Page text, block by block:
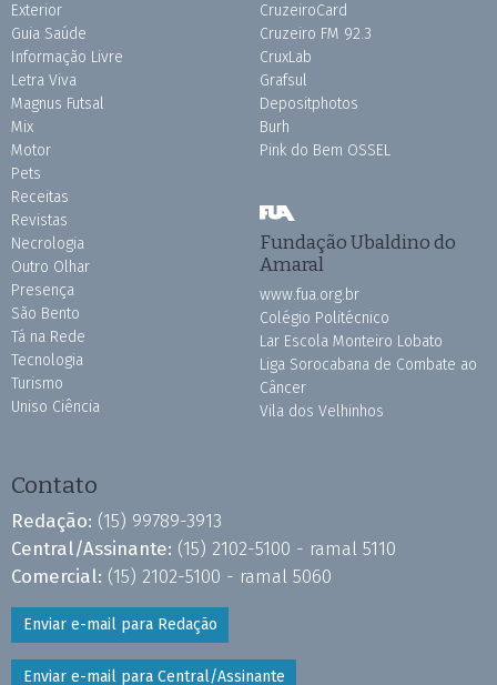
Exterior
Guia Saúde
Informação Livre
Letra Viva
Magnus Futsal
Mix
Motor
Pets
Receitas
Revistas
Necrologia
Outro Olhar
Presença
São Bento
Tá na Rede
Tecnologia
Turismo
Uniso Ciência
CruzeiroCard
Cruzeiro FM 92.3
CruxLab
Grafsul
Depositphotos
Burh
Pink do Bem OSSEL
Fundação Ubaldino do
Amaral
www.fua.org.br
Colégio Politécnico
Lar Escola Monteiro Lobato
Liga Sorocabana de Combate ao
Câncer
Vila dos Velhinhos
Contato
Redação: (15) 99789-3913
Central/Assinante: (15) 2102-5100 - ramal 5110
Comercial: (15) 2102-5100 - ramal 5060
Enviar e-mail para Redação
Enviar e-mail para Central/Assinante